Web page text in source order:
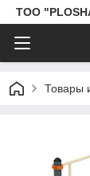
ТОО
Товары